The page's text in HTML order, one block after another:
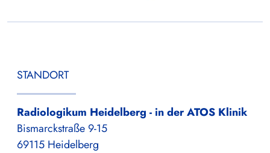
STANDORT
Radiologikum Heidelberg - in der ATOS Klinik
Bismarckstraße 9-15
69115 Heidelberg